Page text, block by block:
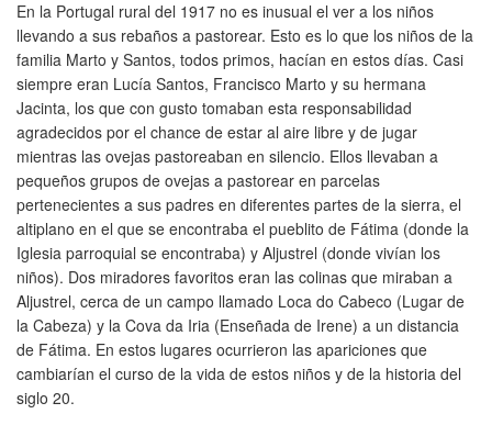
En la Portugal rural del 1917 no es inusual el ver a los niños
llevando a sus rebaños a pastorear. Esto es lo que los niños de la
familia Marto y Santos, todos primos, hacían en estos días. Casi
siempre eran Lucía Santos, Francisco Marto y su hermana
Jacinta, los que con gusto tomaban esta responsabilidad
agradecidos por el chance de estar al aire libre y de jugar
mientras las ovejas pastoreaban en silencio. Ellos llevaban a
pequeños grupos de ovejas a pastorear en parcelas
pertenecientes a sus padres en diferentes partes de la sierra, el
altiplano en el que se encontraba el pueblito de Fátima (donde la
Iglesia parroquial se encontraba) y Aljustrel (donde vivían los
niños). Dos miradores favoritos eran las colinas que miraban a
Aljustrel, cerca de un campo llamado Loca do Cabeco (Lugar de
la Cabeza) y la Cova da Iria (Enseñada de Irene) a un distancia
de Fátima. En estos lugares ocurrieron las apariciones que
cambiarían el curso de la vida de estos niños y de la historia del
siglo 20.